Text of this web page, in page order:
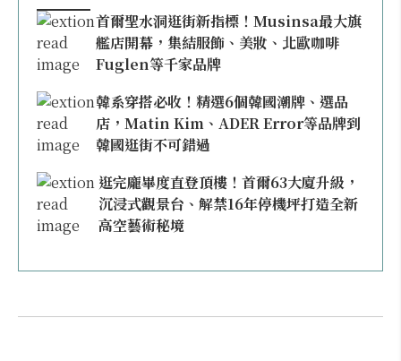
首爾聖水洞逛街新指標！Musinsa最大旗
艦店開幕，集結服飾、美妝、北歐咖啡
Fuglen等千家品牌
韓系穿搭必收！精選6個韓國潮牌、選品
店，Matin Kim、ADER Error等品牌到
韓國逛街不可錯過
逛完龐畢度直登頂樓！首爾63大廈升級，
沉浸式觀景台、解禁16年停機坪打造全新
高空藝術秘境